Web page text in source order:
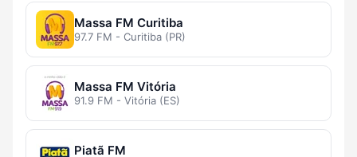
Massa FM Curitiba
97.7 FM - Curitiba (PR)
Massa FM Vitória
91.9 FM - Vitória (ES)
Piatã FM